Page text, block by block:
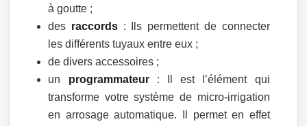
à goutte ;
des raccords : Ils permettent de connecter
les différents tuyaux entre eux ;
de divers accessoires ;
un programmateur: Il est l’élément qui
transforme votre système de micro-irrigation
en arrosage automatique. Il permet en effet